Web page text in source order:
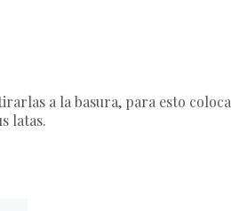
a la basura, para esto coloca
latas.